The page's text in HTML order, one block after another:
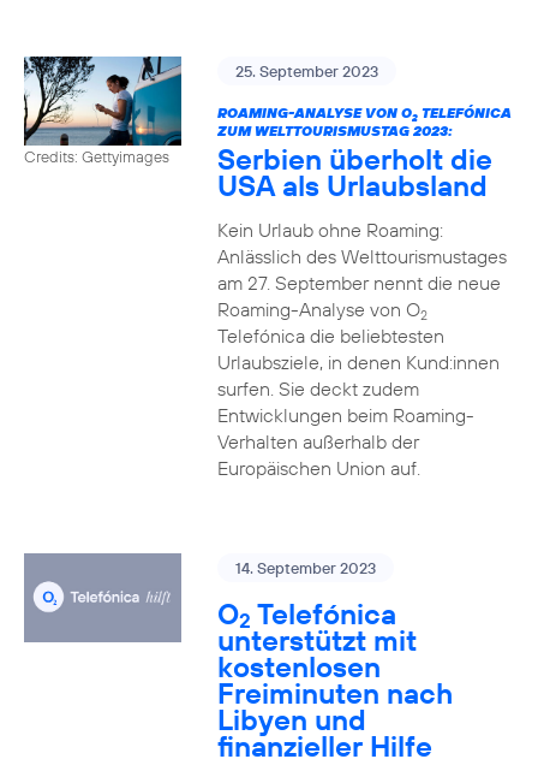
Credits: Gettyimages
25. September 2023
ROAMING-ANALYSE VON O2TELEFÓNICA
ZUM WELTTOURISMUSTAG 2023:
Serbien überholt die
USA als Urlaubsland
Kein Urlaub ohne Roaming:
Anlässlich des Welttourismustages
am 27. September nennt die neue
Roaming-Analyse von O2
Telefónica die beliebtesten
Urlaubsziele, in denen Kund:innen
surfen. Sie deckt zudem
Entwicklungen beim Roaming-
Verhalten außerhalb der
Europäischen Union auf.
14. September 2023
O2 Telefónica
unterstützt mit
kostenlosen
Freiminuten nach
Libyen und
finanzieller Hilfe